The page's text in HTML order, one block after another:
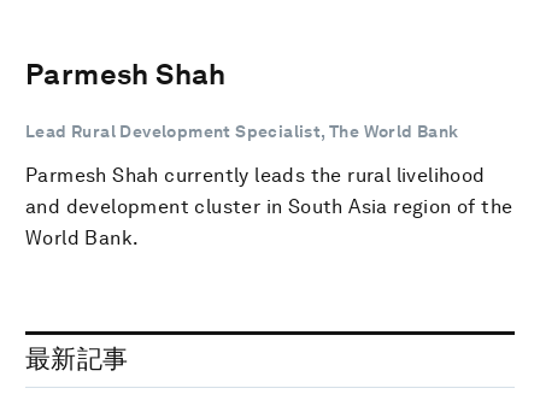
Parmesh Shah
Lead Rural Development Specialist, The World Bank
Parmesh Shah currently leads the rural livelihood
and development cluster in South Asia region of the
World Bank.
最新記事